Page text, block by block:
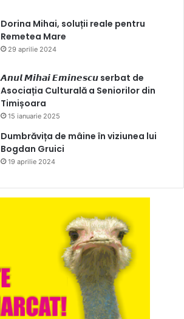
Dorina Mihai, soluții reale pentru
Remetea Mare
29 aprilie 2024
𝘼𝙣𝙪𝙡 𝙈𝙞𝙝𝙖𝙞 𝙀𝙢𝙞𝙣𝙚𝙨𝙘𝙪 serbat de
Asociația Culturală a Seniorilor din
Timișoara
15 ianuarie 2025
Dumbrăvița de mâine în viziunea lui
Bogdan Gruici
19 aprilie 2024